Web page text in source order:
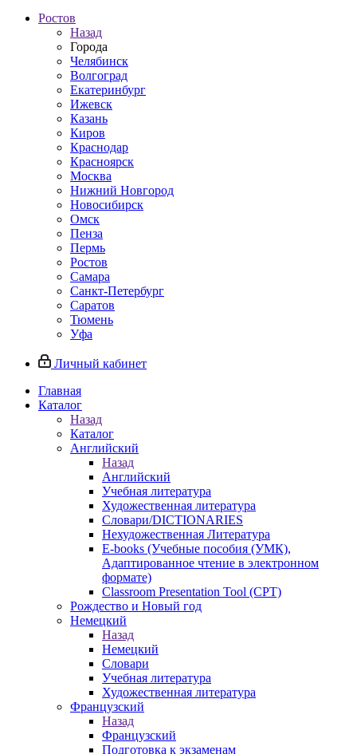
Ростов
Назад
Города
Челябинск
Волгоград
Екатеринбург
Ижевск
Казань
Киров
Краснодар
Красноярск
Москва
Нижний Новгород
Новосибирск
Омск
Пенза
Пермь
Ростов
Самара
Санкт-Петербург
Саратов
Тюмень
Уфа
Личный кабинет
Главная
Каталог
Назад
Каталог
Английский
Назад
Английский
Учебная литература
Художественная литература
Словари/DICTIONARIES
Нехудожественная Литература
E-books (Учебные пособия (УМК),
Адаптированное чтение в электронном
формате)
Classroom Presentation Tool (CPT)
Рождество и Новый год
Немецкий
Назад
Немецкий
Словари
Учебная литература
Художественная литература
Французский
Назад
Французский
Подготовка к экзаменам